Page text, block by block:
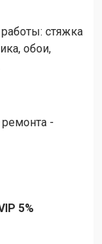
стяжка
обои,
-
5%